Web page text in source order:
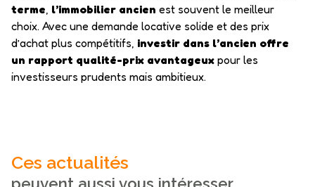
terme l’immobilier ancien est souvent le meilleur
choix. Avec une demande locative solide et des prix
d’achat plus compétitifs, investir dans l’ancien offre
un rapport qualité-prix avantageux pour les
investisseurs prudents mais ambitieux.
Ces actualités